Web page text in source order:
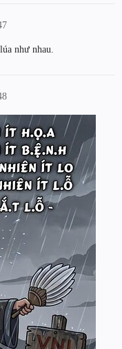
như nhau.